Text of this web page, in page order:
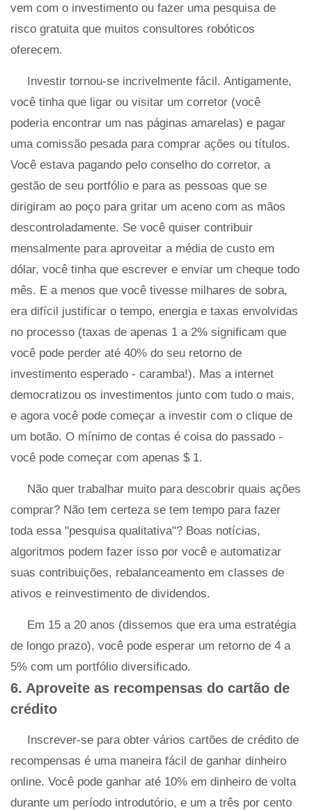
vem com o investimento ou fazer uma pesquisa de
risco gratuita que muitos consultores robóticos
oferecem.
Investir tornou-se incrivelmente fácil. Antigamente,
você tinha que ligar ou visitar um corretor (você
poderia encontrar um nas páginas amarelas) e pagar
uma comissão pesada para comprar ações ou títulos.
Você estava pagando pelo conselho do corretor, a
gestão de seu portfólio e para as pessoas que se
dirigiram ao poço para gritar um aceno com as mãos
descontroladamente. Se você quiser contribuir
mensalmente para aproveitar a média de custo em
dólar, você tinha que escrever e enviar um cheque todo
mês. E a menos que você tivesse milhares de sobra,
era difícil justificar o tempo, energia e taxas envolvidas
no processo (taxas de apenas 1 a 2% significam que
você pode perder até 40% do seu retorno de
investimento esperado - caramba!). Mas a internet
democratizou os investimentos junto com tudo o mais,
e agora você pode começar a investir com o clique de
um botão. O mínimo de contas é coisa do passado -
você pode começar com apenas $ 1.
Não quer trabalhar muito para descobrir quais ações
comprar? Não tem certeza se tem tempo para fazer
toda essa "pesquisa qualitativa"? Boas notícias,
algoritmos podem fazer isso por você e automatizar
suas contribuições, rebalanceamento em classes de
ativos e reinvestimento de dividendos.
Em 15 a 20 anos (dissemos que era uma estratégia
de longo prazo), você pode esperar um retorno de 4 a
5% com um portfólio diversificado.
6. Aproveite as recompensas do cartão de
crédito
Inscrever-se para obter vários cartões de crédito de
recompensas é uma maneira fácil de ganhar dinheiro
online. Você pode ganhar até 10% em dinheiro de volta
durante um período introdutório, e um a três por cento